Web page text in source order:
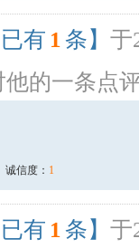
已有 1 条】 于
他的一条点
诚信度： 1
已有 1 条】 于